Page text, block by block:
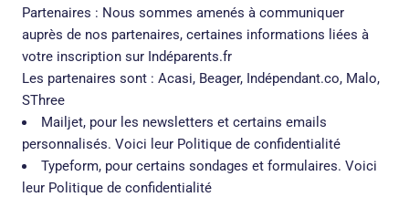
Partenaires : Nous sommes amenés à communiquer
auprès de nos partenaires, certaines informations liées à
votre inscription sur Indéparents.fr
Les partenaires sont : Acasi, Beager, Indépendant.co, Malo,
SThree
Mailjet, pour les newsletters et certains emails
personnalisés. Voici leur Politique de confidentialité
Typeform, pour certains sondages et formulaires. Voici
leur Politique de confidentialité